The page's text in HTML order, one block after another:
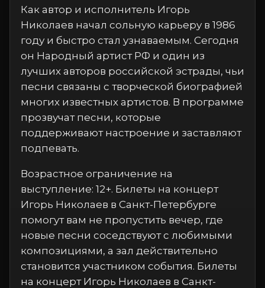
Как автор и исполнитель Игорь
Николаев начал сольную карьеру в 1986
году и быстро стал узнаваемым. Сегодня
он Народный артист РФ и один из
лучших авторов российской эстрады, чьи
песни связаны с творческой биографией
многих известных артистов. В программе
прозвучат песни, которые
поддерживают настроение и заставляют
подпевать.
Возрастное ограничение на
выступление: 12+. Билеты на концерт
Игорь Николаев в Санкт-Петербурге
помогут вам не пропустить вечер, где
новые песни соседствуют с любимыми
композициями, а зал действительно
становится участником события. Билеты
на концерт Игорь Николаев в Санкт-